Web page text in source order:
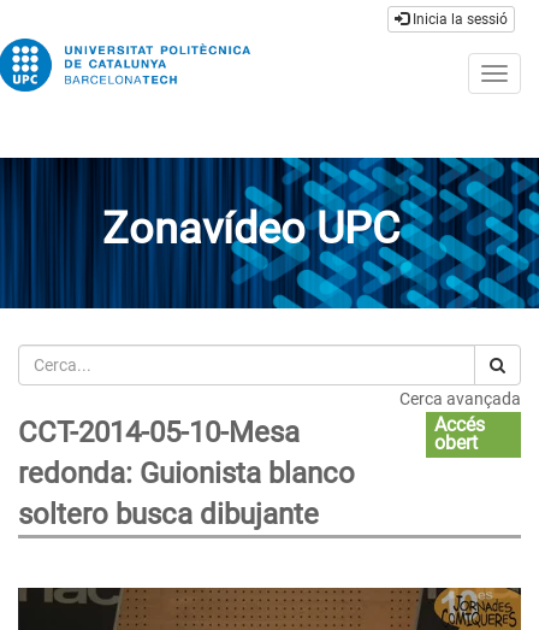
Inicia la sessió
Zonavídeo UPC
Cerca
Cerca avançada
CCT-2014-05-10-Mesa
redonda: Guionista blanco
soltero busca dibujante
Accés
obert